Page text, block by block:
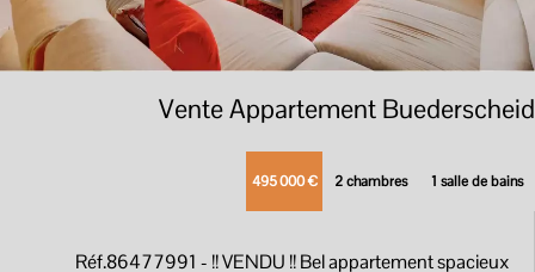
Vente Appartement Buederscheid
495 000 € 2 chambres 1 salle de bains
Réf.86477991 - !! VENDU !! Bel appartement spacieux